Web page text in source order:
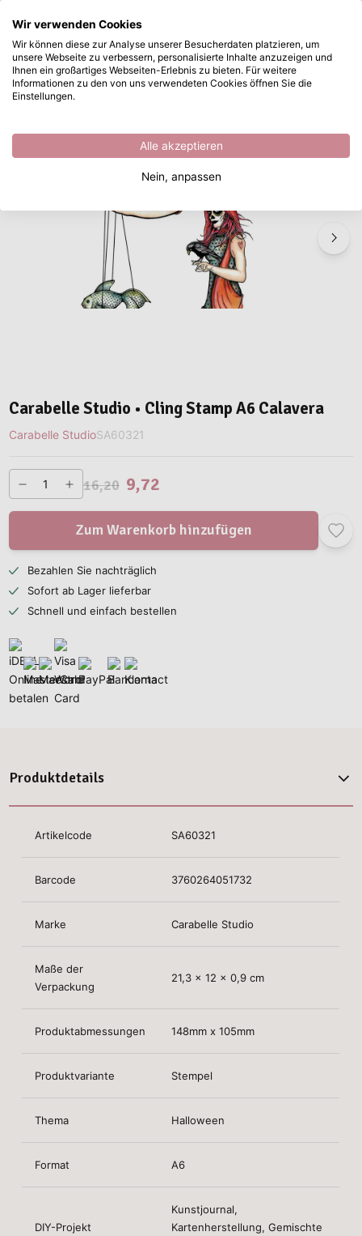
Zum Hauptinhalt springen
Sofort ab Lager lieferbar Carabelle Studio • Cling Stamp A6 Calavera
/ Gummistempel / Carabelle Studio • Cling Stamp A6 Calavera
Carabelle Studio • Cling Stamp A6 Calavera
Carabelle StudioSA60321
16,20 9,72
Zum Warenkorb hinzufügen
Bezahlen Sie nachträglich
Sofort ab Lager lieferbar
Schnell und einfach bestellen
Produktdetails
Artikelcode SA60321
Barcode 3760264051732
Marke Carabelle Studio
Maße der
Verpackung
21,3 x 12 x 0,9 cm
Produktabmessungen 148mm x 105mm
Produktvariante Stempel
Thema Halloween
Format A6
DIY-Projekt
Kunstjournal,
Kartenherstellung, Gemischte
Wonach suchen Sie?
Wir verwenden Cookies
Wir können diese zur Analyse unserer Besucherdaten platzieren, um
unsere Webseite zu verbessern, personalisierte Inhalte anzuzeigen und
Ihnen ein großartiges Webseiten-Erlebnis zu bieten. Für weitere
Informationen zu den von uns verwendeten Cookies öffnen Sie die
Einstellungen.
Alle akzeptieren
Nein, anpassen